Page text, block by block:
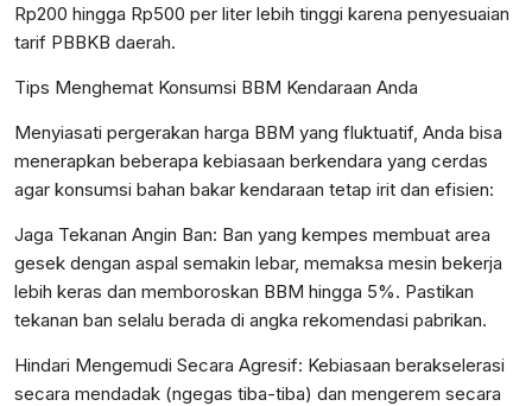
Rp200 hingga Rp500 per liter lebih tinggi karena penyesuaian
tarif PBBKB daerah.
Tips Menghemat Konsumsi BBM Kendaraan Anda
Menyiasati pergerakan harga BBM yang fluktuatif, Anda bisa
menerapkan beberapa kebiasaan berkendara yang cerdas
agar konsumsi bahan bakar kendaraan tetap irit dan efisien:
Jaga Tekanan Angin Ban: Ban yang kempes membuat area
gesek dengan aspal semakin lebar, memaksa mesin bekerja
lebih keras dan memboroskan BBM hingga 5%. Pastikan
tekanan ban selalu berada di angka rekomendasi pabrikan.
Hindari Mengemudi Secara Agresif: Kebiasaan berakselerasi
secara mendadak (ngegas tiba-tiba) dan mengerem secara